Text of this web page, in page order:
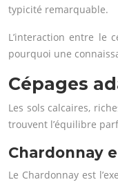
typicité remarquable.
L’interaction entre le
pourquoi une
Cépages
Les sols calcaires,
trouvent l’équilibre
Chardonnay
Le Chardonnay est